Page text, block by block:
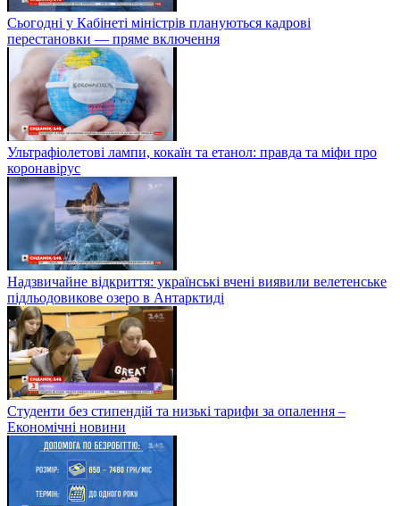
Сьогодні у Кабінеті міністрів плануються кадрові
перестановки — пряме включення
Ультрафіолетові лампи, кокаїн та етанол: правда та міфи про
коронавірус
Надзвичайне відкриття: українські вчені виявили велетенське
підльодовикове озеро в Антарктиді
Студенти без стипендій та низькі тарифи за опалення –
Економічні новини